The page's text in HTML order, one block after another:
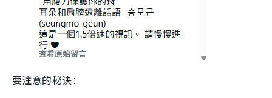
要注意的秘诀：